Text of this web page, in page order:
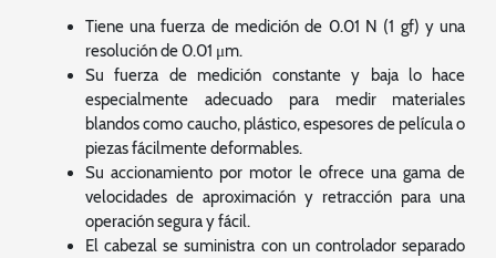
Tiene una fuerza de medición de 0.01 N (1 gf) y una
resolución de 0.01 μm.
Su fuerza de medición constante y baja lo hace
especialmente adecuado para medir materiales
blandos como caucho, plástico, espesores de película o
piezas fácilmente deformables.
Su accionamiento por motor le ofrece una gama de
velocidades de aproximación y retracción para una
operación segura y fácil.
El cabezal se suministra con un controlador separado